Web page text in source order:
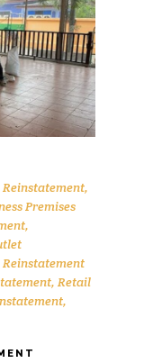
,
Premises
,
Reinstatement
, Retail
,